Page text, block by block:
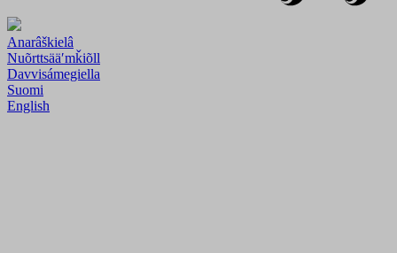
Anarâškielâ
Nuõrttsääʹmǩiõll
Davvisámegiella
Suomi
English